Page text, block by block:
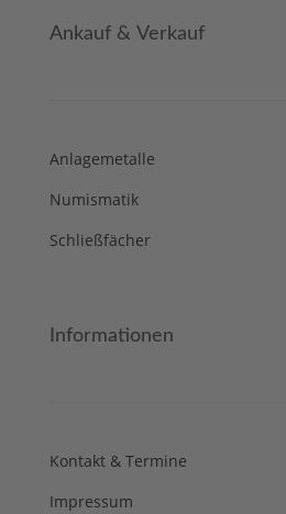
Ankauf & Verkauf
Anlagemetalle
Numismatik
Schließfächer
Informationen
Kontakt & Termine
Impressum